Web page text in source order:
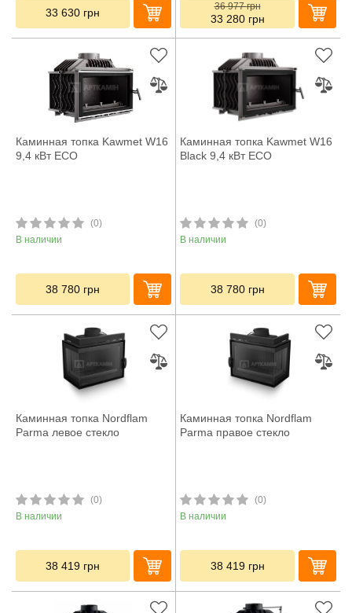
33 630 грн 36 977грн
33 280 грн
Каминная топка Kawmet W16
9,4 кВт ECO
(0)
В наличии
38 780 грн
Каминная топка Kawmet W16
Black 9,4 кВт ECO
(0)
В наличии
38 780 грн
Каминная топка Nordflam
Parma левое стекло
(0)
В наличии
38 419 грн
Каминная топка Nordflam
Parma правое стекло
(0)
В наличии
38 419 грн